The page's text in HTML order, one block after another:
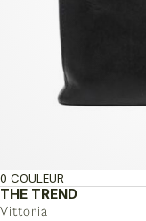
THE TREND
Vittoria
0 COULEUR